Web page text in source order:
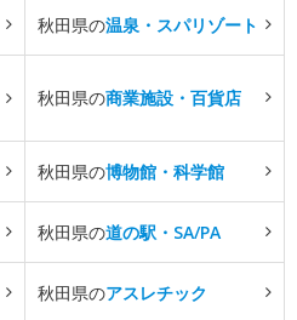
秋田県の温泉・スパリゾート
秋田県の商業施設・百貨店
秋田県の博物館・科学館
秋田県の道の駅・SA/PA
秋田県のアスレチック